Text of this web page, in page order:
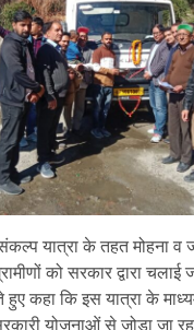
यात्रा के तहत मोहना व
को सरकार द्वारा
हुए कहा कि इस यात्रा के
योजनाओं से जोड़ा जा